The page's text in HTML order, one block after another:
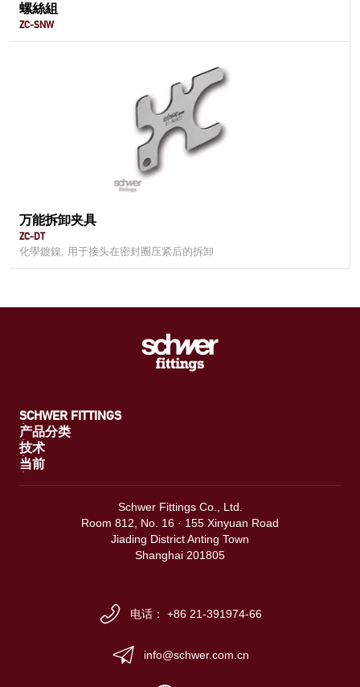
螺絲組
ZC-SNW
万能拆卸夹具
ZC-DT
化學鍍鎳, 用于接头在密封圈压紧后的拆卸
SCHWER FITTINGS
产品分类
技术
当前
Schwer Fittings Co., Ltd.
Room 812, No. 16 · 155 Xinyuan Road
Jiading District Anting Town
Shanghai 201805
电话： +86 21-391974-66
info@schwer.com.cn